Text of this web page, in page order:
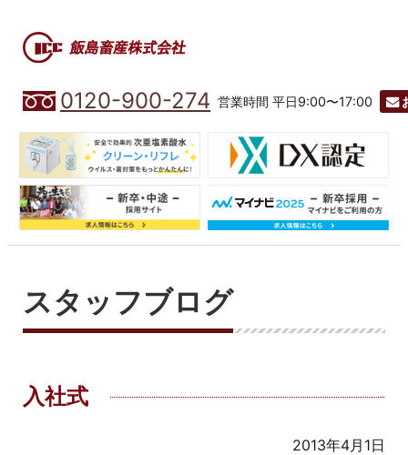
0120-900-274 営業時間 平日9:00〜17:00
スタッフブログ
入社式
2013年4月1日